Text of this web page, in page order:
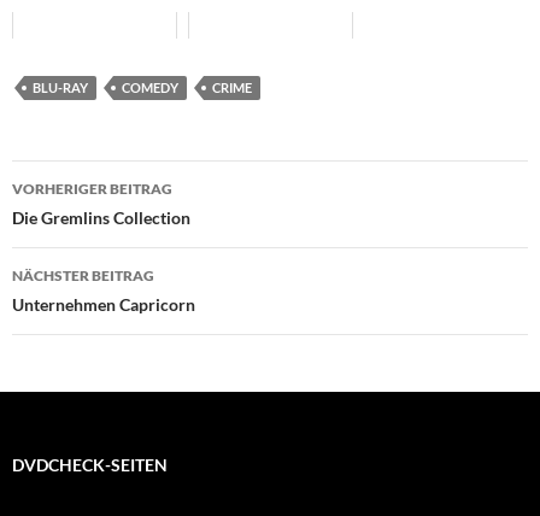
BLU-RAY COMEDY CRIME
Beitragsnavigation
VORHERIGER BEITRAG
Die Gremlins Collection
NÄCHSTER BEITRAG
Unternehmen Capricorn
DVDCHECK-SEITEN